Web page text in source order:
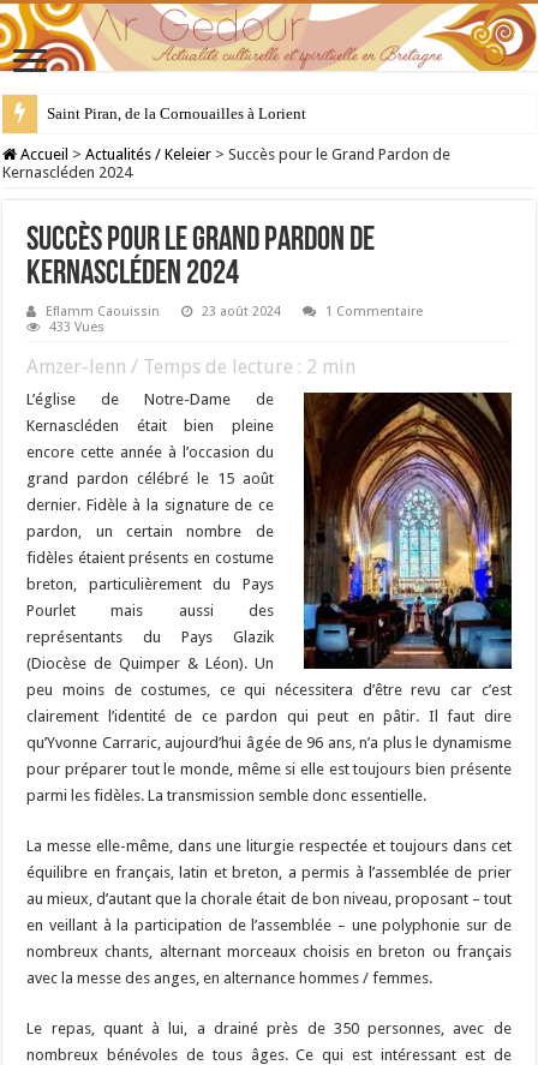
28 juillet : Saint Samson de Dol, père de la Bretagne chrétienne
Accueil > Actualités / Keleier > Succès pour le Grand Pardon de
Kernascléden 2024
Succès pour le Grand Pardon de
Kernascléden 2024
Eflamm Caouissin 23 août 2024
1 Commentaire
433 Vues
Amzer-lenn / Temps de lecture : 2 min
L’église de Notre-Dame de
Kernascléden était bien pleine
encore cette année à l’occasion du
grand pardon célébré le 15 août
dernier. Fidèle à la signature de ce
pardon, un certain nombre de
fidèles étaient présents en costume
breton, particulièrement du Pays
Pourlet mais aussi des
représentants du Pays Glazik
(Diocèse de Quimper & Léon). Un
peu moins de costumes, ce qui nécessitera d’être revu car c’est
clairement l’identité de ce pardon qui peut en pâtir. Il faut dire
qu’Yvonne Carraric, aujourd’hui âgée de 96 ans, n’a plus le dynamisme
pour préparer tout le monde, même si elle est toujours bien présente
parmi les fidèles. La transmission semble donc essentielle.
La messe elle-même, dans une liturgie respectée et toujours dans cet
équilibre en français, latin et breton, a permis à l’assemblée de prier
au mieux, d’autant que la chorale était de bon niveau, proposant – tout
en veillant à la participation de l’assemblée – une polyphonie sur de
nombreux chants, alternant morceaux choisis en breton ou français
avec la messe des anges, en alternance hommes / femmes.
Le repas, quant à lui, a drainé près de 350 personnes, avec de
nombreux bénévoles de tous âges. Ce qui est intéressant est de